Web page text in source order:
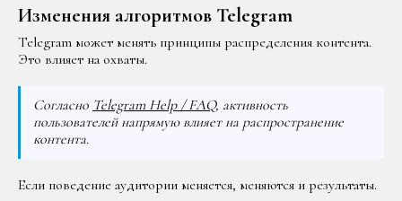
Изменения алгоритмов Telegram
Telegram может менять принципы распределения контента.
Это влияет на охваты.
Согласно Telegram Help / FAQ, активность
пользователей напрямую влияет на распространение
контента.
Если поведение аудитории меняется, меняются и результаты.